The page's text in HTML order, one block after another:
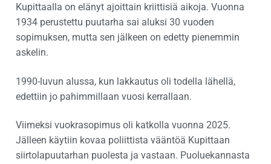
Kupittaalla on elänyt ajoittain kriittisiä aikoja. Vuonna
1934 perustettu puutarha sai aluksi 30 vuoden
sopimuksen, mutta sen jälkeen on edetty pienemmin
askelin.
1990-luvun alussa, kun lakkautus oli todella lähellä,
edettiin jo pahimmillaan vuosi kerrallaan.
Viimeksi vuokrasopimus oli katkolla vuonna 2025.
Jälleen käytiin kovaa poliittista vääntöä Kupittaan
siirtolapuutarhan puolesta ja vastaan. Puoluekannasta